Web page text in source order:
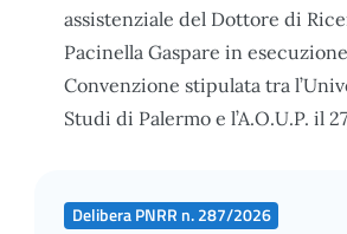
assistenziale del Dottore di
Pacinella Gaspare in
Convenzione stipulata tra
Studi di Palermo e l’A.O.U.P. il
Delibera PNRR n. 287/2026